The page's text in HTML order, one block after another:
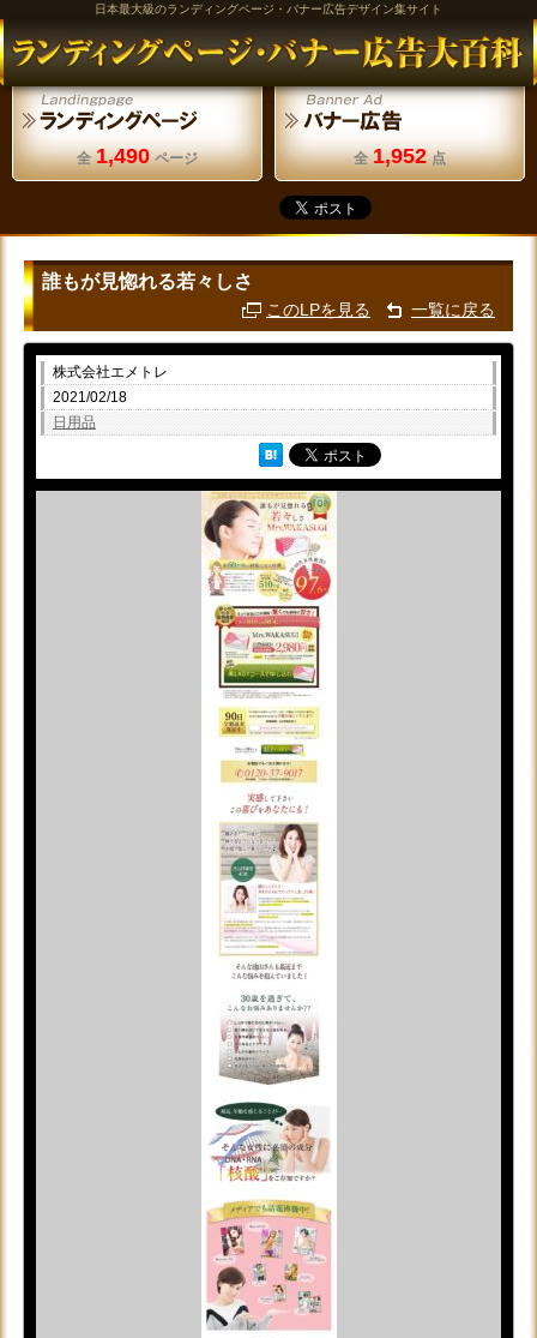
日本最大級のランディングページ・バナー広告デザイン集サイト
全 1,490 ページ 全 1,952 点
誰もが見惚れる若々しさ
このLPを見る 一覧に戻る
株式会社エメトレ
2021/02/18
日用品